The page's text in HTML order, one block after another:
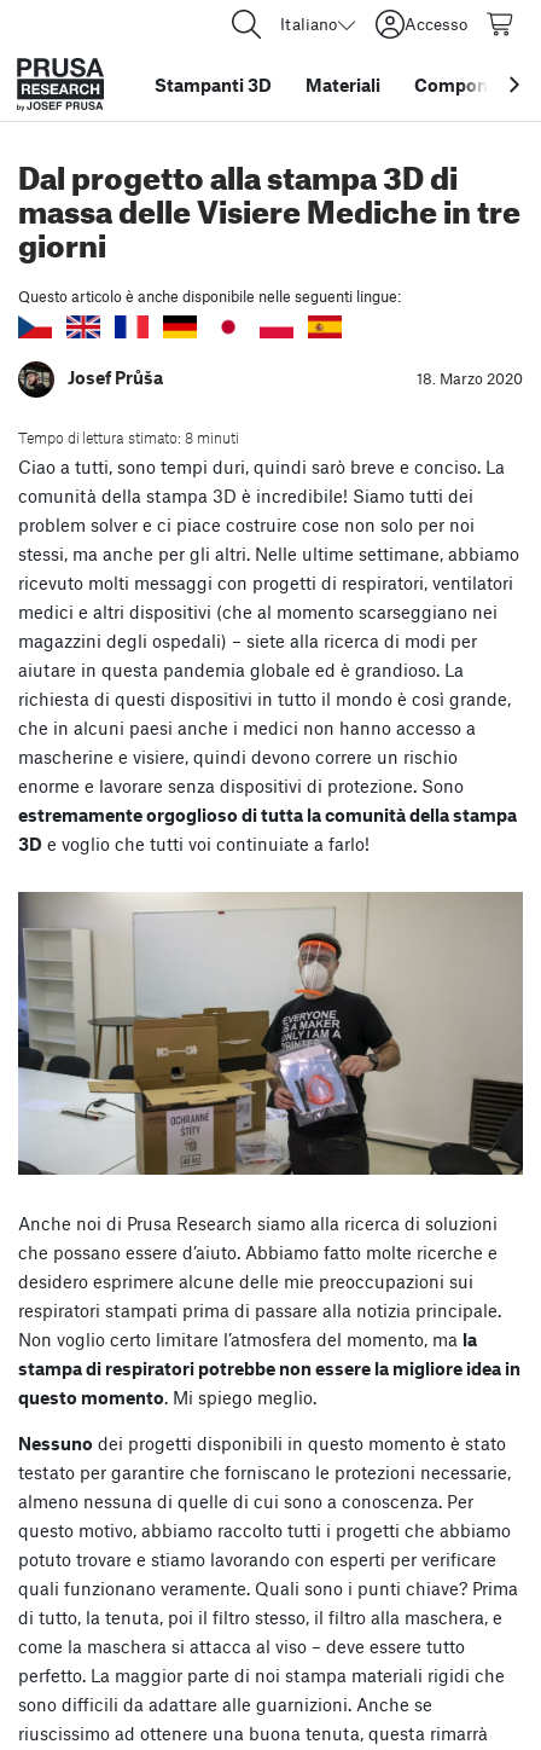
Italiano Accesso
Stampanti 3D Materiali Componenti e
Dal progetto alla stampa 3D di
massa delle Visiere Mediche in tre
giorni
Questo articolo è anche disponibile nelle seguenti lingue:
Josef Průša 18. Marzo 2020
Tempo di lettura stimato: 8 minuti
Ciao a tutti, sono tempi duri, quindi sarò breve e conciso. La
comunità della stampa 3D è incredibile! Siamo tutti dei
problem solver e ci piace costruire cose non solo per noi
stessi, ma anche per gli altri. Nelle ultime settimane, abbiamo
ricevuto molti messaggi con progetti di respiratori, ventilatori
medici e altri dispositivi (che al momento scarseggiano nei
magazzini degli ospedali) – siete alla ricerca di modi per
aiutare in questa pandemia globale ed è grandioso. La
richiesta di questi dispositivi in tutto il mondo è così grande,
che in alcuni paesi anche i medici non hanno accesso a
mascherine e visiere, quindi devono correre un rischio
enorme e lavorare senza dispositivi di protezione. Sono
estremamente orgoglioso di tutta la comunità della stampa
3D e voglio che tutti voi continuiate a farlo!
Anche noi di Prusa Research siamo alla ricerca di soluzioni
che possano essere d’aiuto. Abbiamo fatto molte ricerche e
desidero esprimere alcune delle mie preoccupazioni sui
respiratori stampati prima di passare alla notizia principale.
Non voglio certo limitare l’atmosfera del momento, ma la
stampa di respiratori potrebbe non essere la migliore idea in
questo momento. Mi spiego meglio.
Nessuno dei progetti disponibili in questo momento è stato
testato per garantire che forniscano le protezioni necessarie,
almeno nessuna di quelle di cui sono a conoscenza. Per
questo motivo, abbiamo raccolto tutti i progetti che abbiamo
potuto trovare e stiamo lavorando con esperti per verificare
quali funzionano veramente. Quali sono i punti chiave? Prima
di tutto, la tenuta, poi il filtro stesso, il filtro alla maschera, e
come la maschera si attacca al viso – deve essere tutto
perfetto. La maggior parte di noi stampa materiali rigidi che
sono difficili da adattare alle guarnizioni. Anche se
riuscissimo ad ottenere una buona tenuta, questa rimarrà